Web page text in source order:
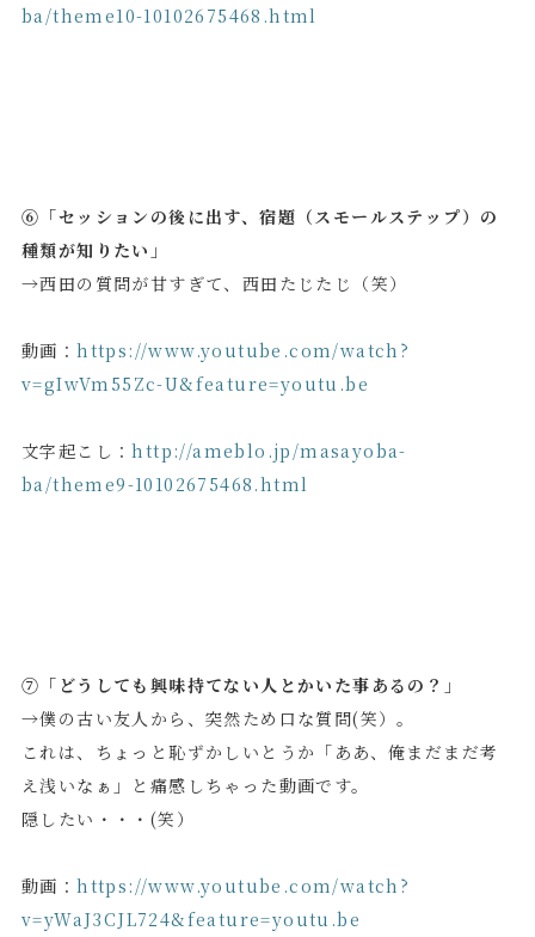
ba/theme10-10102675468.html
⑥「セッションの後に出す、宿題（スモールステップ）の
種類が知りたい」
→西田の質問が甘すぎて、西田たじたじ（笑）
動画：https://www.youtube.com/watch?
v=gIwVm55Zc-U&feature=youtu.be
文字起こし：http://ameblo.jp/masayoba-
ba/theme9-10102675468.html
⑦「どうしても興味持てない人とかいた事あるの？」
→僕の古い友人から、突然ため口な質問(笑）。
これは、ちょっと恥ずかしいとうか「ああ、俺まだまだ考
え浅いなぁ」と痛感しちゃった動画です。
隠したい・・・(笑）
動画：https://www.youtube.com/watch?
v=yWaJ3CJL724&feature=youtu.be